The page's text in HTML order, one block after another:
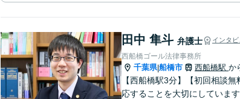
田中 隼斗 弁護士 インタ
西船橋ゴール法律事務所
千葉県|船橋市 西船橋駅 か
【西船橋駅3分】【初回相談
応することを大切にしていま